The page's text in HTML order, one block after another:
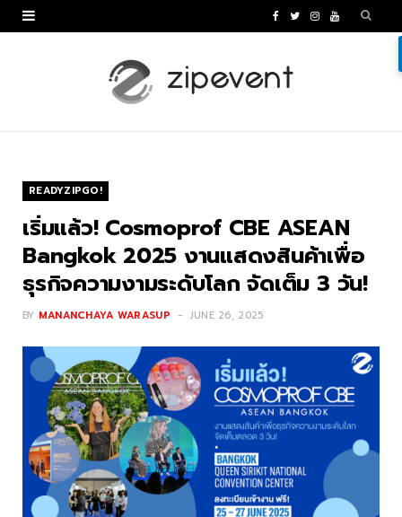
c
T I
m
Y
READYZIPGO!
เริ่มแล้ว! Cosmoprof CBE ASEAN
Bangkok 2025 งานแสดงสินค้าเพื่อ
ธุรกิจความงามระดับโลก จัดเต็ม 3 วัน!
BY MANANCHAYA WARASUP JUNE 26, 2025